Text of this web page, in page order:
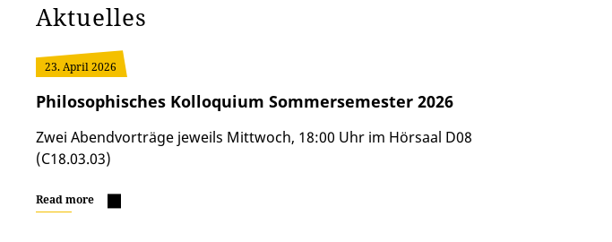
Aktuelles
23. April 2026
Philosophisches Kolloquium Sommersemester 2026
Zwei Abendvorträge jeweils Mittwoch, 18:00 Uhr im Hörsaal D08
(C18.03.03)
Read more